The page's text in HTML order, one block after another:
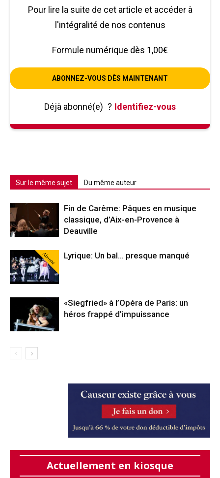
Pour lire la suite de cet article et accéder à
l'intégralité de nos contenus
Formule numérique dès 1,00€
ABONNEZ-VOUS DÈS MAINTENANT
Déjà abonné(e) ? Identifiez-vous
Sur le même sujet Du même auteur
Fin de Carême: Pâques en musique
classique, d’Aix-en-Provence à
Deauville
Abonné Lyrique: Un bal… presque manqué
«Siegfried» à l’Opéra de Paris: un
héros frappé d’impuissance
Actuellement en kiosque